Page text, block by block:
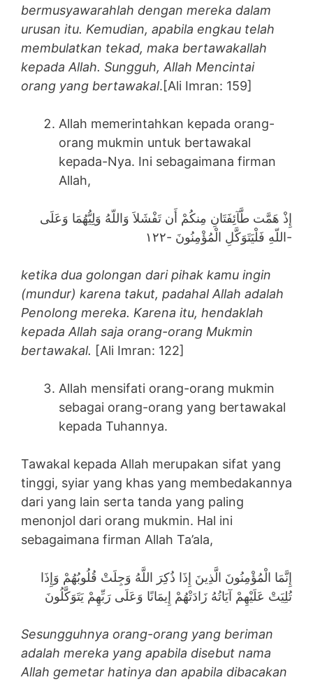
bermusyawarahlah dengan mereka dalam
urusan itu. Kemudian, apabila engkau telah
membulatkan tekad, maka bertawakallah
kepada Allah. Sungguh, Allah Mencintai
orang yang bertawakal.[Ali Imran: 159]
Allah memerintahkan kepada orang-
orang mukmin untuk bertawakal
kepada-Nya. Ini sebagaimana firman
Allah,
إِذْ هَمَّت طَّآئِفَتَانِ مِنكُمْ أَن تَفْشَلاَ وَاللّهُ وَلِيُّهُمَا وَعَلَى
اللّهِ فَلْيَتَوَكَّلِ الْمُؤْمِنُونَ -١٢٢-
ketika dua golongan dari pihak kamu ingin
(mundur) karena takut, padahal Allah adalah
Penolong mereka. Karena itu, hendaklah
kepada Allah saja orang-orang Mukmin
bertawakal. [Ali Imran: 122]
Allah mensifati orang-orang mukmin
sebagai orang-orang yang bertawakal
kepada Tuhannya.
Tawakal kepada Allah merupakan sifat yang
tinggi, syiar yang khas yang membedakannya
dari yang lain serta tanda yang paling
menonjol dari orang mukmin. Hal ini
sebagaimana firman Allah Ta’ala,
إِنَّمَا الْمُؤْمِنُونَ الَّذِينَ إِذَا ذُكِرَ اللَّهُ وَجِلَتْ قُلُوبُهُمْ وَإِذَا
تُلِيَتْ عَلَيْهِمْ آيَاتُهُ زَادَتْهُمْ إِيمَانًا وَعَلَى رَبِّهِمْ يَتَوَكَّلُونَ
Sesungguhnya orang-orang yang beriman
adalah mereka yang apabila disebut nama
Allah gemetar hatinya dan apabila dibacakan